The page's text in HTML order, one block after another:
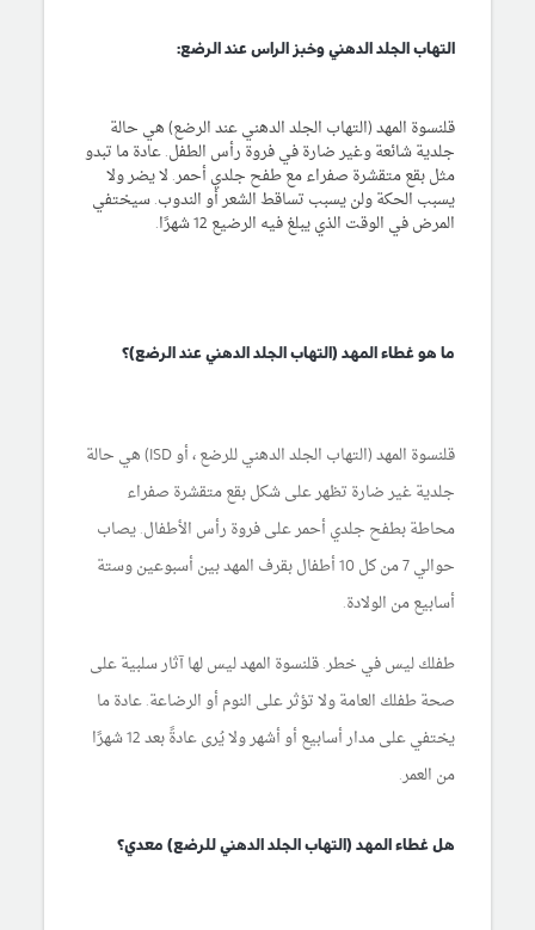
التهاب الجلد الدهني وخبز الراس عند الرضع:
قلنسوة المهد (التهاب الجلد الدهني عند الرضع) هي حالة
جلدية شائعة وغير ضارة في فروة رأس الطفل. عادة ما تبدو
مثل بقع متقشرة صفراء مع طفح جلدي أحمر. لا يضر ولا ​​
يسبب الحكة ولن يسبب تساقط الشعر أو الندوب. سيختفي
المرض في الوقت الذي يبلغ فيه الرضيع 12 شهرًا.
ما هو غطاء المهد (التهاب الجلد الدهني عند الرضع)؟
قلنسوة المهد (التهاب الجلد الدهني للرضع ، أو ISD) هي حالة
جلدية غير ضارة تظهر على شكل بقع متقشرة صفراء
محاطة بطفح جلدي أحمر على فروة رأس الأطفال. يصاب
حوالي 7 من كل 10 أطفال بقرف المهد بين أسبوعين وستة
أسابيع من الولادة.
طفلك ليس في خطر. قلنسوة المهد ليس لها آثار سلبية على
صحة طفلك العامة ولا تؤثر على النوم أو الرضاعة. عادة ما
يختفي على مدار أسابيع أو أشهر ولا يُرى عادةً بعد 12 شهرًا
من العمر.
هل غطاء المهد (التهاب الجلد الدهني للرضع) معدي؟